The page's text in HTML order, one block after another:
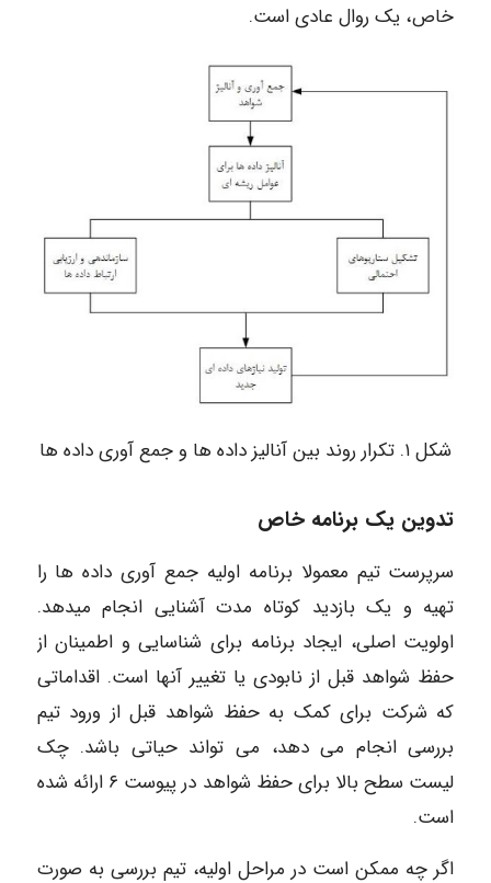
خاص، یک روال عادی است.
شکل ۱. تکرار روند بین آنالیز داده ها و جمع آوری داده ها
تدوین یک برنامه خاص
سرپرست تیم معمولا برنامه اولیه جمع آوری داده ها را
تهیه و یک بازدید کوتاه مدت آشنایی انجام میدهد.
اولویت اصلی، ایجاد برنامه برای شناسایی و اطمینان از
حفظ شواهد قبل از نابودی یا تغییر آنها است. اقداماتی
که شرکت برای کمک به حفظ شواهد قبل از ورود تیم
بررسی انجام می دهد، می تواند حیاتی باشد. چک
لیست سطح بالا برای حفظ شواهد در پیوست ۶ ارائه شده
است.
اگر چه ممکن است در مراحل اولیه، تیم بررسی به صورت